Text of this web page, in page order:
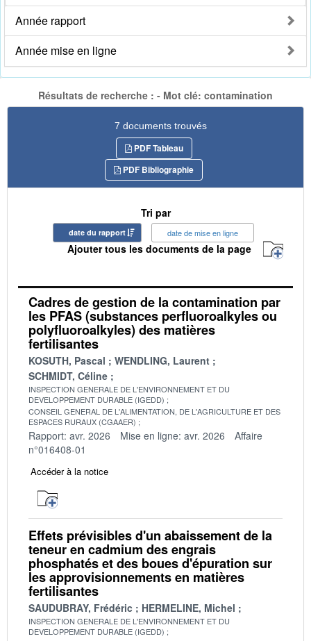
Année rapport
Année mise en ligne
Résultats de recherche : - Mot clé: contamination
7 documents trouvés
PDF Tableau
PDF Bibliographie
Tri par
date du rapport date de mise en ligne
Ajouter tous les documents de la page
Cadres de gestion de la contamination par
les PFAS (substances perfluoroalkyles ou
polyfluoroalkyles) des matières
fertilisantes
KOSUTH, Pascal
WENDLING, Laurent
SCHMIDT, Céline
INSPECTION GENERALE DE L'ENVIRONNEMENT ET DU
DEVELOPPEMENT DURABLE (IGEDD)
CONSEIL GENERAL DE L'ALIMENTATION, DE L'AGRICULTURE ET DES
ESPACES RURAUX (CGAAER)
Rapport: avr. 2026 Mise en ligne: avr. 2026
Affaire
n°016408-01
Accéder à la notice
Effets prévisibles d'un abaissement de la
teneur en cadmium des engrais
phosphatés et des boues d'épuration sur
les approvisionnements en matières
fertilisantes
SAUDUBRAY, Frédéric HERMELINE, Michel
INSPECTION GENERALE DE L'ENVIRONNEMENT ET DU
DEVELOPPEMENT DURABLE (IGEDD)